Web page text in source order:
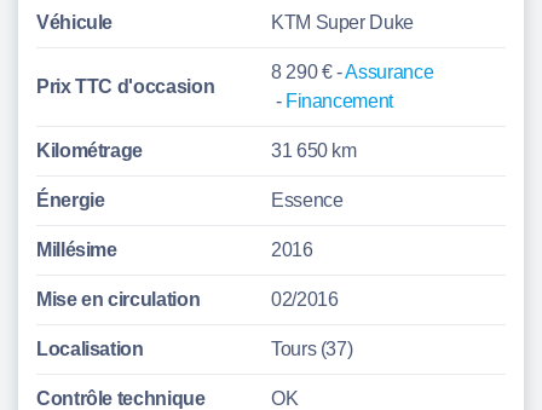
Véhicule KTM Super Duke
Prix TTC d'occasion
8 290 € -Assurance
- Financement
Kilométrage 31 650 km
Énergie Essence
Millésime 2016
Mise en circulation 02/2016
Localisation Tours (37)
Contrôle technique OK